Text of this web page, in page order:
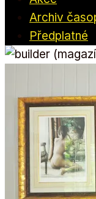
Archiv
Předplatné